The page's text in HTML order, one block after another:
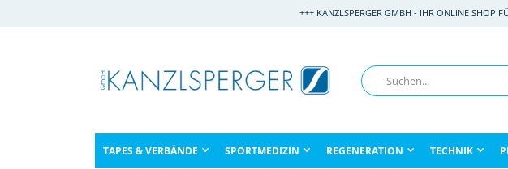
+++ KANZLSPERGER GMBH - IHR ONLINE SHOP
Suche
TAPES & VERBÄNDE SPORTMEDIZIN REGENERATION TECHNIK